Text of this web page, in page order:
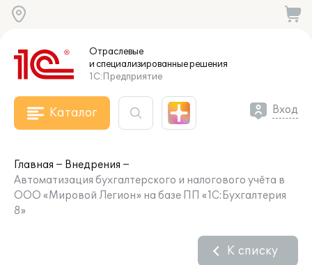
Отраслевые
и специализированныерешения
1С:Предприятие
Каталог Вход
Главная
Внедрения
Автоматизация бухгалтерского и налогового учёта в
ООО «Мировой Легион» на базе ПП «1С:Бухгалтерия
8»
К списку